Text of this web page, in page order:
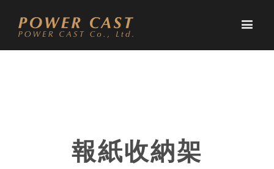
報紙收納架